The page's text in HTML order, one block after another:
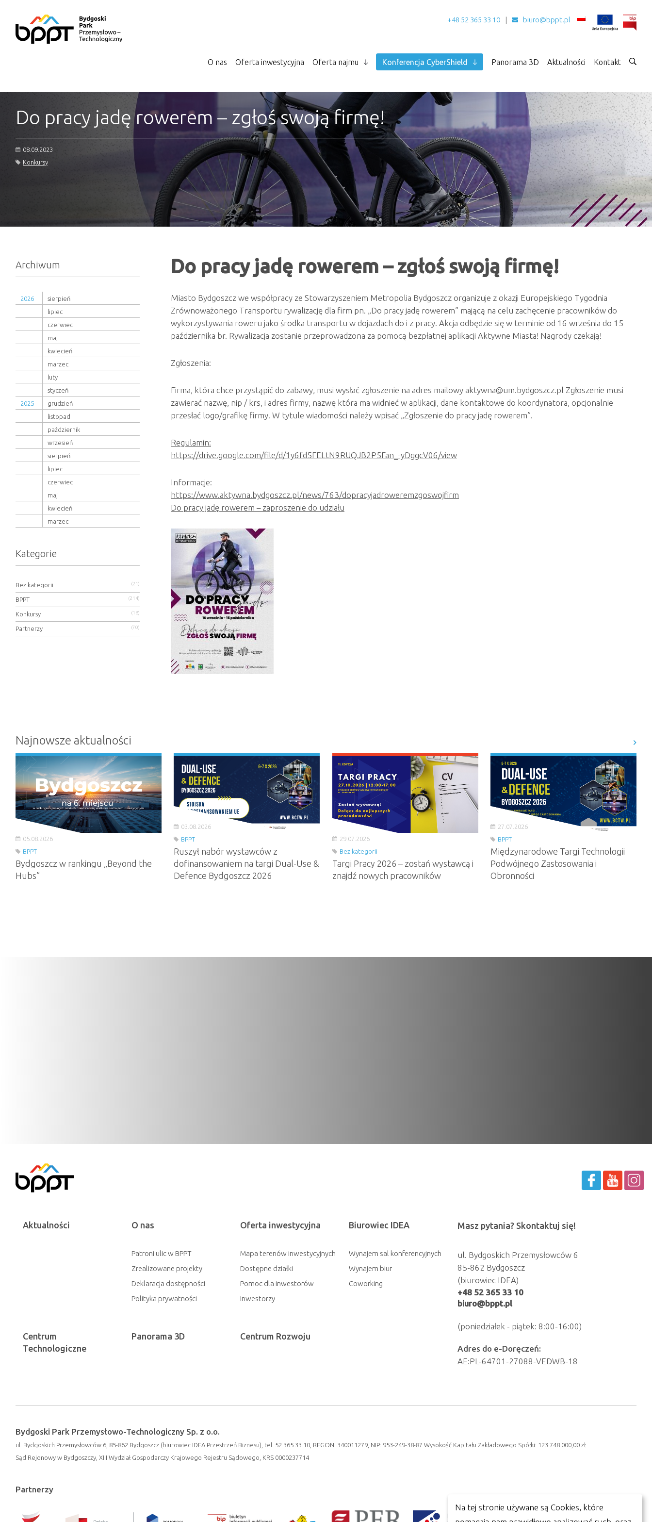
+48 52 365 33 10 biuro@bppt.pl
O nas Oferta inwestycyjna Oferta najmu Konferencja CyberShield Panorama 3D Aktualności Kontakt
Do pracy jadę rowerem – zgłoś swoją firmę!
08.09.2023
Konkursy
Do pracy jadę rowerem – zgłoś swoją firmę!
Miasto Bydgoszcz we współpracy ze Stowarzyszeniem Metropolia Bydgoszcz organizuje z okazji Europejskiego Tygodnia
Zrównoważonego Transportu rywalizację dla firm pn. „Do pracy jadę rowerem” mającą na celu zachęcenie pracowników do
wykorzystywania roweru jako środka transportu w dojazdach do i z pracy. Akcja odbędzie się w terminie od 16 września do 15
października br. Rywalizacja zostanie przeprowadzona za pomocą bezpłatnej aplikacji Aktywne Miasta! Nagrody czekają!
Zgłoszenia:
Firma, która chce przystąpić do zabawy, musi wysłać zgłoszenie na adres mailowy aktywna@um.bydgoszcz.pl Zgłoszenie musi
zawierać nazwę, nip / krs, i adres firmy, nazwę która ma widnieć w aplikacji, dane kontaktowe do koordynatora, opcjonalnie
przesłać logo/grafikę firmy. W tytule wiadomości należy wpisać „Zgłoszenie do pracy jadę rowerem”.
Regulamin:
https://drive.google.com/file/d/1y6fd5FELtN9RUQJB2P5Fan_-yDggcV06/view
Informacje:
https://www.aktywna.bydgoszcz.pl/news/763/dopracyjadroweremzgoswojfirm
Do pracy jadę rowerem – zaproszenie do udziału
Archiwum
2026
sierpień
lipiec
czerwiec
maj
kwiecień
marzec
luty
styczeń
2025
grudzień
listopad
październik
wrzesień
sierpień
lipiec
czerwiec
maj
kwiecień
marzec
Kategorie
Bez kategorii (21)
BPPT (214)
Konkursy (18)
Partnerzy (70)
Najnowsze aktualności
05.08.2026
BPPT
Bydgoszcz w rankingu „Beyond the
Hubs”
03.08.2026
BPPT
Ruszył nabór wystawców z
dofinansowaniem na targi Dual-Use &
Defence Bydgoszcz 2026
29.07.2026
Bez kategorii
Targi Pracy 2026 – zostań wystawcą i
znajdź nowych pracowników
27.07.2026
BPPT
Międzynarodowe Targi Technologii
Podwójnego Zastosowania i
Obronności
Aktualności O nas
Patroni ulic w BPPT
Zrealizowane projekty
Deklaracja dostępności
Polityka prywatności
Oferta inwestycyjna
Mapa terenów inwestycyjnych
Dostępne działki
Pomoc dla inwestorów
Inwestorzy
Biurowiec IDEA
Wynajem sal konferencyjnych
Wynajem biur
Coworking
Centrum
Technologiczne
Panorama 3D Centrum Rozwoju
Masz pytania? Skontaktuj się!
ul. Bydgoskich Przemysłowców 6
85-862 Bydgoszcz
(biurowiec IDEA)
+48 52 365 33 10
biuro@bppt.pl
(poniedziałek - piątek: 8:00-16:00)
Adres do e-Doręczeń:
AE:PL-64701-27088-VEDWB-18
Bydgoski Park Przemysłowo-Technologiczny Sp. z o.o.
ul. Bydgoskich Przemysłowców 6, 85-862 Bydgoszcz (biurowiec IDEA Przestrzeń Biznesu), tel. 52 365 33 10, REGON: 340011279, NIP: 953-249-38-87 Wysokość Kapitału Zakładowego Spółki: 123 748 000,00 zł
Sąd Rejonowy w Bydgoszczy, XIII Wydział Gospodarczy Krajowego Rejestru Sądowego, KRS 0000237714
Partnerzy
Na tej stronie używane są Cookies, które